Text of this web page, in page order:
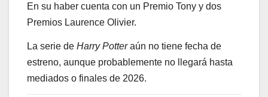
En su haber cuenta con un Premio Tony y dos
Premios Laurence Olivier.
La serie de Harry Potteraún no tiene fecha de
estreno, aunque probablemente no llegará hasta
mediados o finales de 2026.